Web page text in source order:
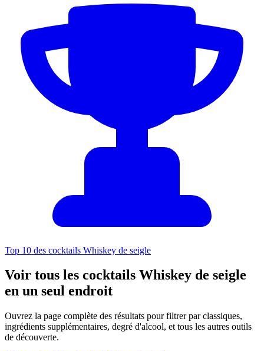
Top 10 des cocktails Whiskey de seigle
Voir tous les cocktails Whiskey de seigle
en un seul endroit
Ouvrez la page complète des résultats pour filtrer par classiques,
ingrédients supplémentaires, degré d'alcool, et tous les autres outils
de découverte.